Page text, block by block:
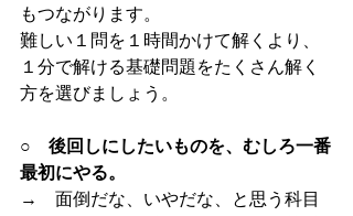
もつながります。
難しい１問を１時間かけて解くより、
１分で解ける基礎問題をたくさん解く
方を選びましょう。
○　後回しにしたいものを、むしろ一番
最初にやる。
→　面倒だな、いやだな、と思う科目